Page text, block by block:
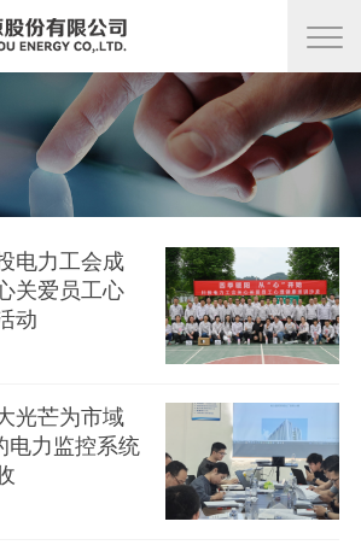
电力工会成
关爱员工心
动
光芒为市域
电力监控系统